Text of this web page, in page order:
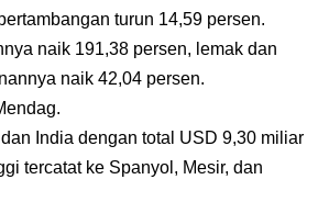
turun 14,59 persen.
naik 191,38 persen, lemak dan
naik 42,04 persen.
India dengan total USD 9,30 miliar
tercatat ke Spanyol, Mesir, dan